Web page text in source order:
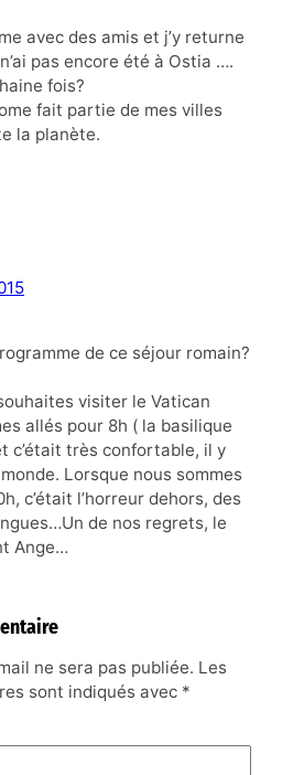
avec des amis et j’y returne
pas encore été à Ostia ….
fois?
fait partie de mes villes
la planète.
de ce séjour romain?
visiter le Vatican
allés pour 8h ( la basilique
c’était très confortable, il y
Lorsque nous sommes
c’était l’horreur dehors, des
de nos regrets, le
Ange…
ne sera pas publiée. Les
sont indiqués avec *